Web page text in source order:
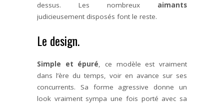
dessus. Les nombreux aimants
judicieusement disposés font le reste.
Le design.
Simple et épuré, ce modèle est vraiment
dans l’ère du temps, voir en avance sur ses
concurrents. Sa forme agressive donne un
look vraiment sympa une fois porté avec sa